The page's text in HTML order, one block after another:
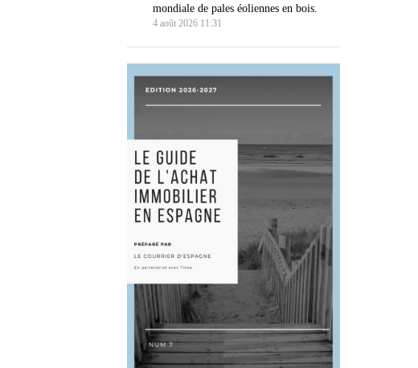
mondiale de pales éoliennes en bois.
4 août 2026 11:31